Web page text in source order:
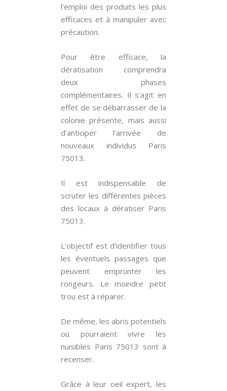
l’emploi des produits les plus
efficaces et à manipuler avec
précaution.
Pour être efficace, la
dératisation comprendra
deux phases
complémentaires. Il s’agit en
effet de se débarrasser de la
colonie présente, mais aussi
d’anticiper l’arrivée de
nouveaux individus Paris
75013.
Il est indispensable de
scruter les différentes pièces
des locaux à dératiser Paris
75013.
L’objectif est d’identifier tous
les éventuels passages que
peuvent emprunter les
rongeurs. Le moindre petit
trou est à réparer.
De même, les abris potentiels
où pourraient vivre les
nuisibles Paris 75013 sont à
recenser.
Grâce à leur oeil expert, les